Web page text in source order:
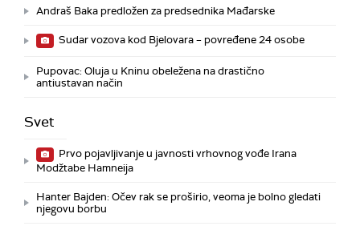
Andraš Baka predložen za predsednika Mađarske
Sudar vozova kod Bjelovara – povređene 24 osobe
Pupovac: Oluja u Kninu obeležena na drastično
antiustavan način
Svet
Prvo pojavljivanje u javnosti vrhovnog vođe Irana
Modžtabe Hamneija
Hanter Bajden: Očev rak se proširio, veoma je bolno gledati
njegovu borbu